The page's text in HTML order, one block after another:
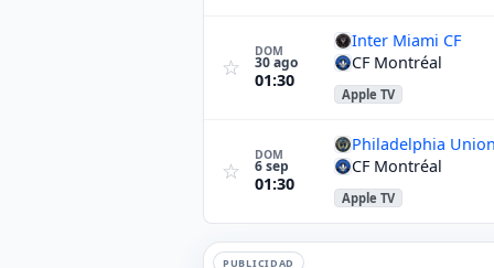
☆
DOM
30 ago
01:30
Inter Miami CF
CF Montréal
Apple TV
☆
DOM
6 sep
01:30
Philadelphia
CF Montréal
Apple TV
PUBLICIDAD